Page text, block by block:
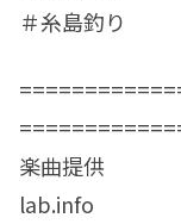
＃糸島釣り
楽曲提供
lab.info